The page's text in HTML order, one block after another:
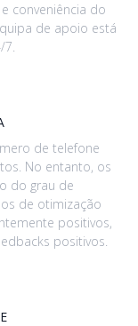
conveniência do
de apoio está
7.
de telefone
No entanto, os
do grau de
de otimização
positivos,
positivos.